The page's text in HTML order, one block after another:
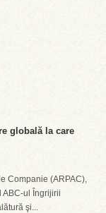
globală la care
Companie (ARPAC),
ABC-ul Îngrijirii
şi...